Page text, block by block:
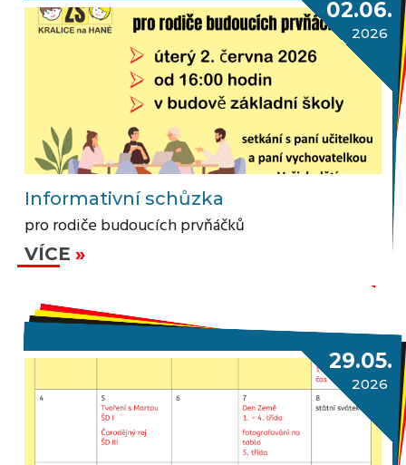
02.06.
2026
Informativní schůzka
pro rodiče budoucích prvňáčků
VÍCE
29.05.
2026